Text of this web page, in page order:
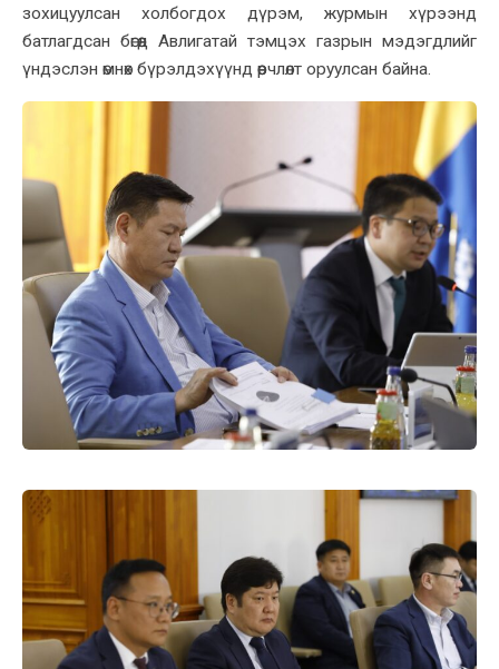
зохицуулсан холбогдох дүрэм, журмын хүрээнд
батлагдсан бөгөөд Авлигатай тэмцэх газрын мэдэгдлийг
үндэслэн өмнөх бүрэлдэхүүнд өөрчлөлт оруулсан байна.